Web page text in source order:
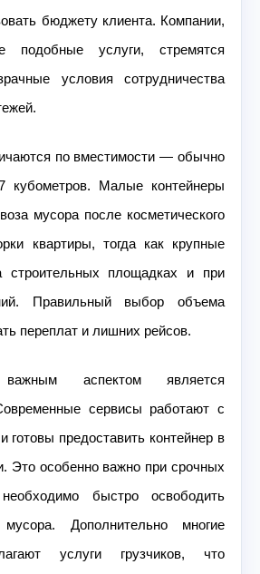
бюджету клиента. Компании,
подобные услуги, стремятся
условия сотрудничества
по вместимости — обычно
кубометров. Малые контейнеры
мусора после косметического
квартиры, тогда как крупные
строительных площадках и при
Правильный выбор объема
переплат и лишних рейсов.
аспектом является
сервисы работают с
готовы предоставить контейнер в
Это особенно важно при срочных
быстро освободить
Дополнительно многие
услуги грузчиков, что